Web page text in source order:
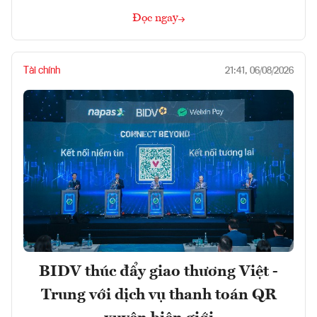
Đọc ngay
Tài chính 21:41, 06/08/2026
BIDV thúc đẩy giao thương Việt -
Trung với dịch vụ thanh toán QR